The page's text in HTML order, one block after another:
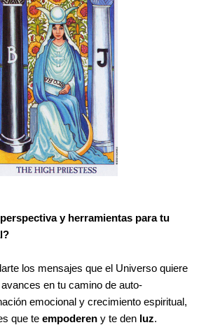
y herramientas para tu
los mensajes que el Universo quiere
en tu camino de auto-
emocional y crecimiento espiritual,
que te empoderen y te den luz.